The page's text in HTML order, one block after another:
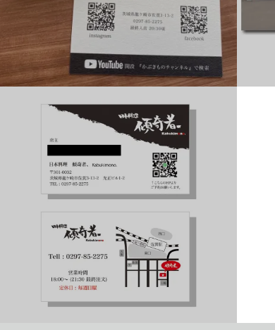
日本料理 傾奇者_名刺